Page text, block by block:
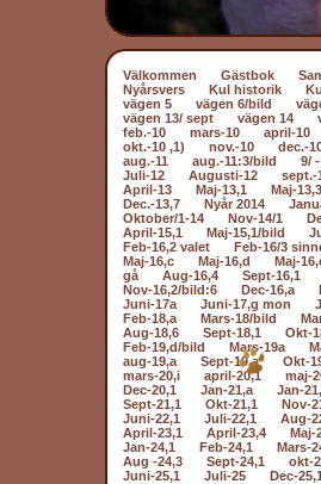
Välkommen Gästbok
Nyårsvers
Kul historik
vägen 5
vägen 6/bild
vägen 13/ sept
vägen 14
feb.-10
mars-10 april-10
okt.-10 ,1)
nov.-10 dec.-
aug.-11
aug.-11:3/bild 9/ -
Juli-12
Augusti-12 sept.-
April-13
Maj-13,1 Maj-
Dec.-13,7
Nyår 2014
Oktober/1-14
Nov-14/1
April-15,1
Maj-15,1/bild
Feb-16,2 valet
Feb-16/3
Maj-16,c
Maj-16,d Maj-
gå
Aug-16,4 Sept-16,1
Nov-16,2/bild:6
Dec-16,a
Juni-17a
Juni-17,g mon
Feb-18,a
Mars-18/bild
Aug-18,6
Sept-18,1 Okt-
Feb-19,d/bild
Mars-19a
aug-19,a
Sept-19,a Okt-
mars-20,i
april-20,1 maj-
Dec-20,1
Jan-21,a Jan-
Sept-21,1
Okt-21,1 Nov-
Juni-22,1
Juli-22,1 Aug-
April-23,1
April-23,4 Maj-
Jan-24,1
Feb-24,1 Mars-
Aug -24,3
Sept-24,1 okt-
Juni-25,1
Juli-25 Dec-25,1